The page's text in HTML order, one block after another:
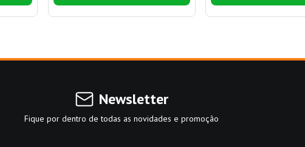
Newsletter
Fique por dentro de todas as novidades e promoção